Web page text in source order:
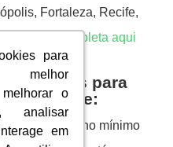
para
melhor
o
analisar
em
para
melhor
o
analisar
em
Fortaleza, Recife,
a lista completa aqui
para
estudante:
(com no mínimo